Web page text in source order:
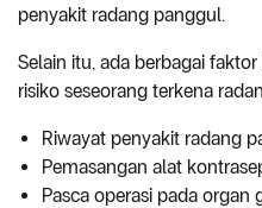
penyakit radang panggul.
Selain itu, ada berbagai
risiko seseorang terkena
Riwayat penyakit radang
Pemasangan alat
Pasca operasi pada organ